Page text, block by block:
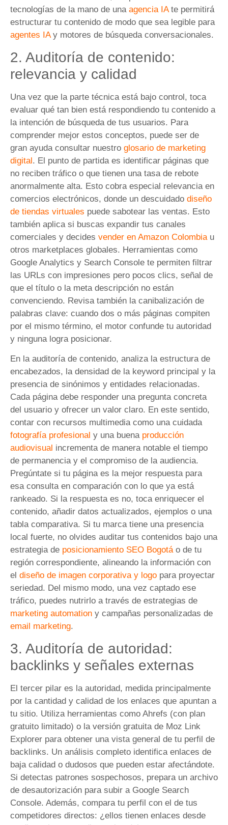
tecnologías de la mano de una agencia IAte permitirá
estructurar tu contenido de modo que sea legible para
agentes IAy motores de búsqueda conversacionales.
2. Auditoría de contenido:
relevancia y calidad
Una vez que la parte técnica está bajo control, toca
evaluar qué tan bien está respondiendo tu contenido a
la intención de búsqueda de tus usuarios. Para
comprender mejor estos conceptos, puede ser de
gran ayuda consultar nuestro glosario de marketing
digital. El punto de partida es identificar páginas que
no reciben tráfico o que tienen una tasa de rebote
anormalmente alta. Esto cobra especial relevancia en
comercios electrónicos, donde un descuidado diseño
de tiendas virtuales puede sabotear las ventas. Esto
también aplica si buscas expandir tus canales
comerciales y decides vender en Amazon Colombiau
otros marketplaces globales. Herramientas como
Google Analytics y Search Console te permiten filtrar
las URLs con impresiones pero pocos clics, señal de
que el título o la meta descripción no están
convenciendo. Revisa también la canibalización de
palabras clave: cuando dos o más páginas compiten
por el mismo término, el motor confunde tu autoridad
y ninguna logra posicionar.
En la auditoría de contenido, analiza la estructura de
encabezados, la densidad de la keyword principal y la
presencia de sinónimos y entidades relacionadas.
Cada página debe responder una pregunta concreta
del usuario y ofrecer un valor claro. En este sentido,
contar con recursos multimedia como una cuidada
fotografía profesional y una buena producción
audiovisual incrementa de manera notable el tiempo
de permanencia y el compromiso de la audiencia.
Pregúntate si tu página es la mejor respuesta para
esa consulta en comparación con lo que ya está
rankeado. Si la respuesta es no, toca enriquecer el
contenido, añadir datos actualizados, ejemplos o una
tabla comparativa. Si tu marca tiene una presencia
local fuerte, no olvides auditar tus contenidos bajo una
estrategia de posicionamiento SEO Bogotáo de tu
región correspondiente, alineando la información con
el diseño de imagen corporativa y logo para proyectar
seriedad. Del mismo modo, una vez captado ese
tráfico, puedes nutrirlo a través de estrategias de
marketing automation y campañas personalizadas de
email marketing.
3. Auditoría de autoridad:
backlinks y señales externas
El tercer pilar es la autoridad, medida principalmente
por la cantidad y calidad de los enlaces que apuntan a
tu sitio. Utiliza herramientas como Ahrefs (con plan
gratuito limitado) o la versión gratuita de Moz Link
Explorer para obtener una vista general de tu perfil de
backlinks. Un análisis completo identifica enlaces de
baja calidad o dudosos que pueden estar afectándote.
Si detectas patrones sospechosos, prepara un archivo
de desautorización para subir a Google Search
Console. Además, compara tu perfil con el de tus
competidores directos: ¿ellos tienen enlaces desde